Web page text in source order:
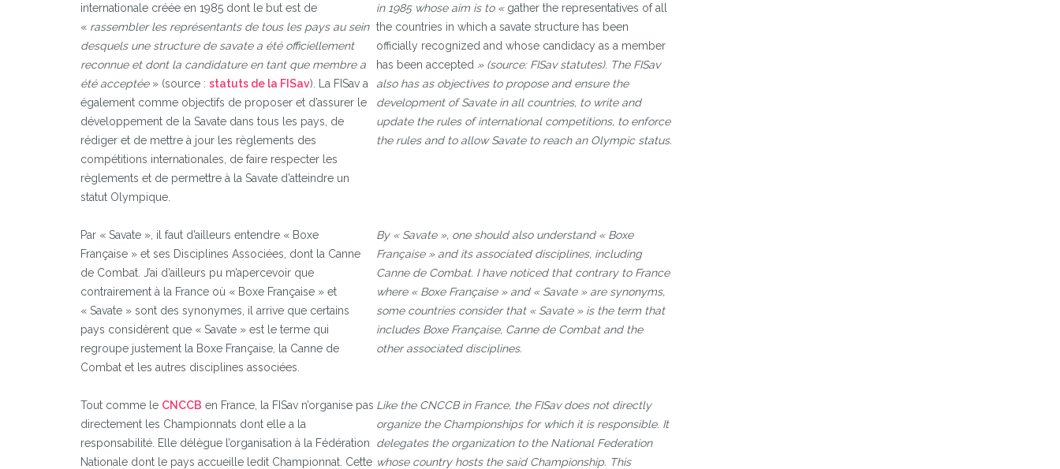
internationale créée en 1985 dont le but est de
« rassembler les représentants de tous les pays au sein
desquels une structure de savate a été officiellement
reconnue et dont la candidature en tant que membre a
été acceptée» (source : statuts de la FISav). La FISav a
également comme objectifs de proposer et d’assurer le
développement de la Savate dans tous les pays, de
rédiger et de mettre à jour les règlements des
compétitions internationales, de faire respecter les
règlements et de permettre à la Savate d’atteindre un
statut Olympique.
in 1985 whose aim is to « gather the representatives of all
the countries in which a savate structure has been
officially recognized and whose candidacy as a member
has been accepted » (source: FISav statutes). The FISav
also has as objectives to propose and ensure the
development of Savate in all countries, to write and
update the rules of international competitions, to enforce
the rules and to allow Savate to reach an Olympic status.
Par « Savate », il faut d’ailleurs entendre « Boxe
Française » et ses Disciplines Associées, dont la Canne
de Combat. J’ai d’ailleurs pu m’apercevoir que
contrairement à la France où « Boxe Française » et
« Savate » sont des synonymes, il arrive que certains
pays considèrent que « Savate » est le terme qui
regroupe justement la Boxe Française, la Canne de
Combat et les autres disciplines associées.
By « Savate », one should also understand « Boxe
Française » and its associated disciplines, including
Canne de Combat. I have noticed that contrary to France
where « Boxe Française » and « Savate » are synonyms,
some countries consider that « Savate » is the term that
includes Boxe Française, Canne de Combat and the
other associated disciplines.
Tout comme le CNCCB en France, la FISav n’organise pas
directement les Championnats dont elle a la
responsabilité. Elle délègue l’organisation à la Fédération
Nationale dont le pays accueille ledit Championnat. Cette
Like the CNCCB in France, the FISav does not directly
organize the Championships for which it is responsible. It
delegates the organization to the National Federation
whose country hosts the said Championship. This